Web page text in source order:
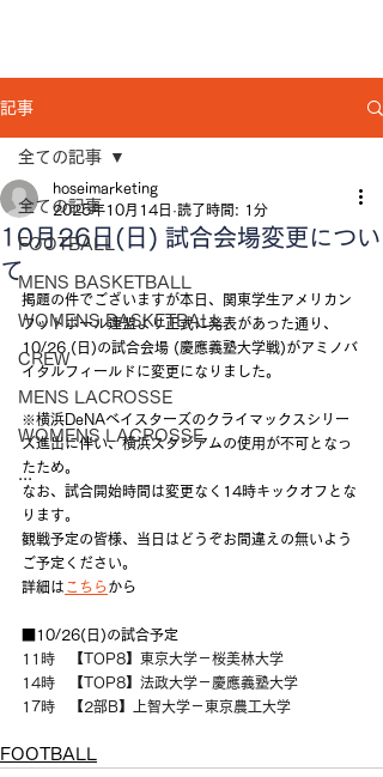
記事
全ての記事
FOOTBALL
MENS BASKETBALL
WOMENS BASKETBALL
CREW
MENS LACROSSE
WOMENS LACROSSE
...
全ての記事
10月26日(日) 試合会場変更につい
て
hoseimarketing
2025年10月14日 読了時間: 1分
掲題の件でございますが本日、関東学生アメリカン
フットボール連盟より正式に発表があった通り、
10/26 (日)の試合会場 (慶應義塾大学戦)がアミノバ
イタルフィールドに変更になりました。
※横浜DeNAベイスターズのクライマックスシリー
ズ進出に伴い、横浜スタジアムの使用が不可となっ
たため。
なお、試合開始時間は変更なく14時キックオフとな
ります。
観戦予定の皆様、当日はどうぞお間違えの無いよう
ご予定ください。
詳細は こちらから
■10/26(日)の試合予定
11時　【TOP8】東京大学－桜美林大学
14時　【TOP8】法政大学－慶應義塾大学
17時　【2部B】上智大学－東京農工大学
FOOTBALL